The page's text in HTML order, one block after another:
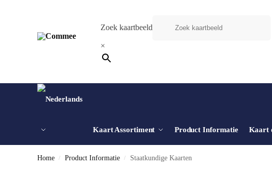
Zoek kaartbeeld
×
Kaart Assortiment Product Informatie Kaart
Home / Product Informatie / Staatkundige Kaarten